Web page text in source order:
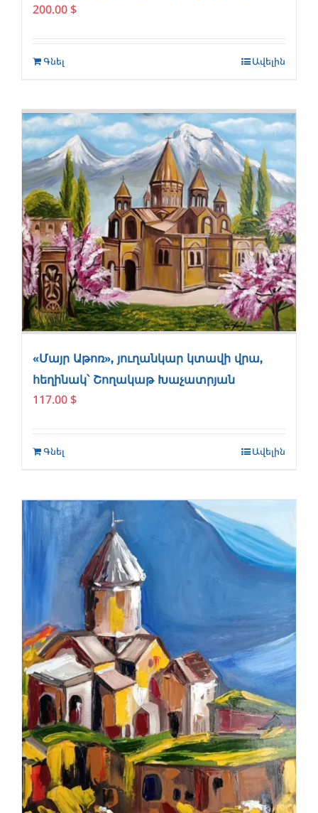
200.00 $
Գնել Ավելին
«Մայր Աթոռ», յուղանկար կտավի վրա,
հեղինակ՝ Շողակաթ Խաչատրյան
117.00 $
Գնել Ավելին